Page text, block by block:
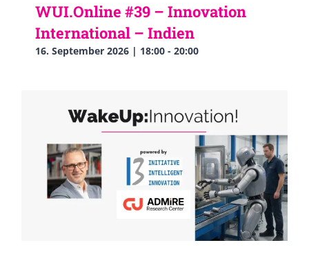
WUI.Online #39 – Innovation
International – Indien
16. September 2026 | 18:00 - 20:00